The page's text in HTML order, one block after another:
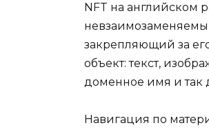
NFT на английском
закрепляющий за
объект: текст,
доменное имя и так
Навигация по